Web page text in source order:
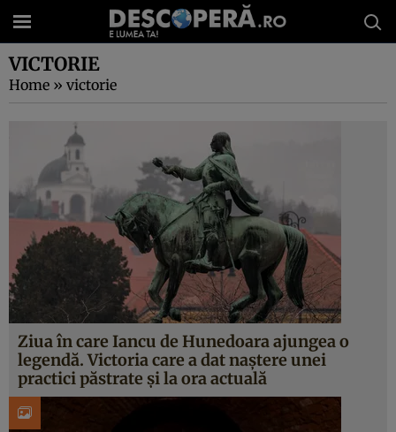
VICTORIE
Home » victorie
Ziua în care Iancu de Hunedoara ajungea o
legendă. Victoria care a dat naştere unei
practici păstrate şi la ora actuală